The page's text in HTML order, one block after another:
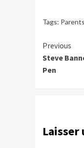
Tags:
Previous
Steve
Pen